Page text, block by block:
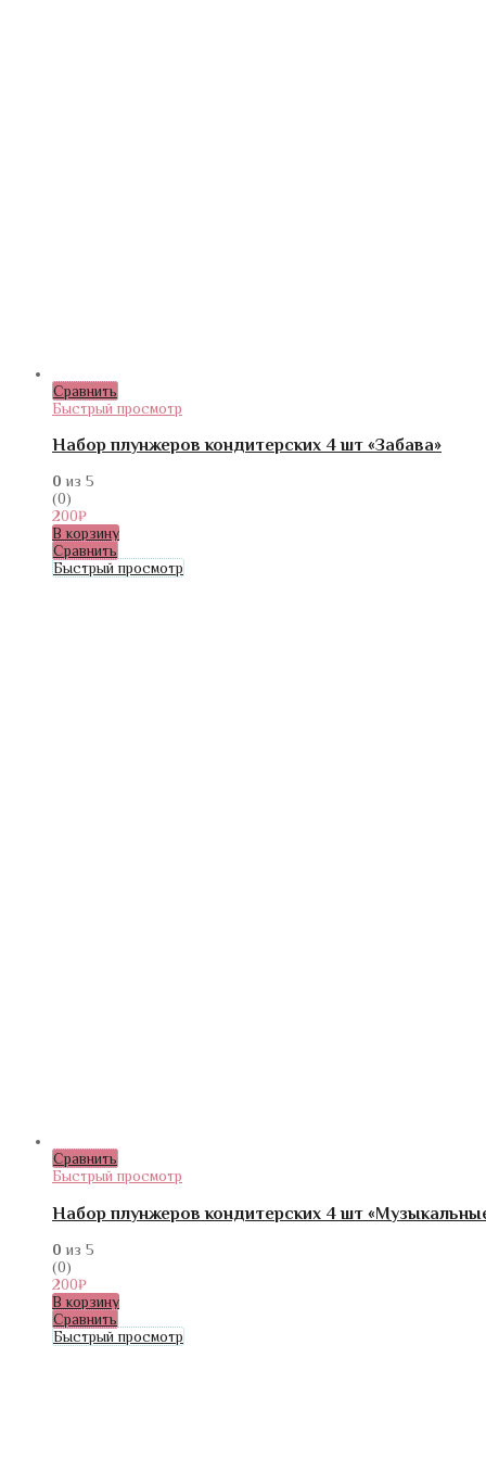
Сравнить
Быстрый просмотр
Набор плунжеров кондитерских 4 шт «Забава»
0 из 5
(0)
200₽
В корзину
Сравнить
Быстрый просмотр
Сравнить
Быстрый просмотр
Набор плунжеров кондитерских 4 шт
0 из 5
(0)
200₽
В корзину
Сравнить
Быстрый просмотр